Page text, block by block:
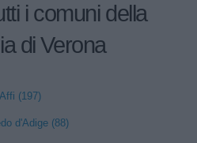
i comuni della
di Verona
Affi (197)
d'Adige (88)